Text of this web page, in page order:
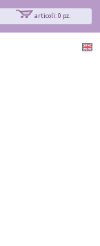
articoli: 0 pz.
potrai